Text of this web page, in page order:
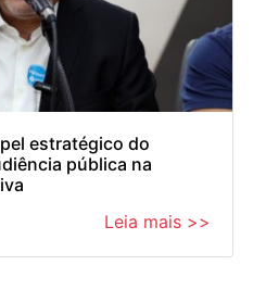
estratégico do
pública na
Leia mais >>